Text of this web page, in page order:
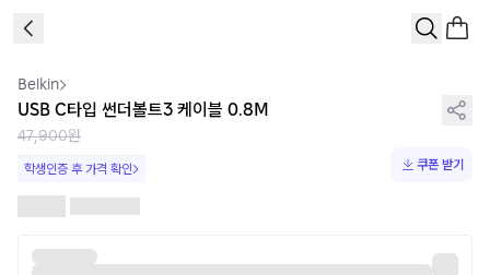
Belkin
USB C타입 썬더볼트3 케이블 0.8M
47,900원
학생인증 후 가격 확인 쿠폰 받기